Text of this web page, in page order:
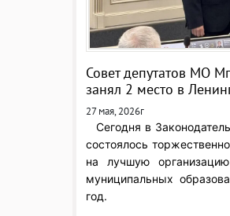
Совет депутатов МО
занял 2 место в
27 мая, 2026г
Сегодня в
состоялось
на лучшую
муниципальных
год.